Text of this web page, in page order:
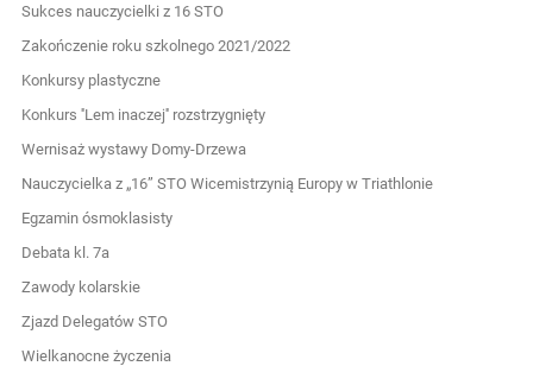
Sukces nauczycielki z 16 STO
Zakończenie roku szkolnego 2021/2022
Konkursy plastyczne
Konkurs ''Lem inaczej'' rozstrzygnięty
Wernisaż wystawy Domy-Drzewa
Nauczycielka z „16” STO Wicemistrzynią Europy w Triathlonie
Egzamin ósmoklasisty
Debata kl. 7a
Zawody kolarskie
Zjazd Delegatów STO
Wielkanocne życzenia